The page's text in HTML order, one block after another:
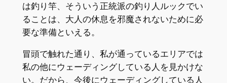
は釣り竿、そういう正統派の釣り人ルックでい
ることは、大人の休息を邪魔されないために必
要な準備といえる。
冒頭で触れた通り、私が通っているエリアでは
私の他にウェーディングしている人を見かけな
い。だから、今後にウェーディングしている人